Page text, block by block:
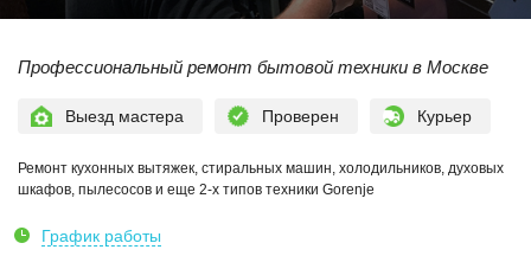
Профессиональный ремонт бытовой техники в Москве
Выезд мастера Проверен Курьер
Ремонт кухонных вытяжек, стиральных машин, холодильников, духовых
шкафов, пылесосов и еще 2-х типов техники Gorenje
График работы